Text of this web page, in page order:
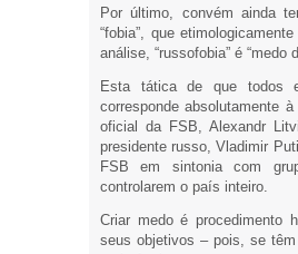
Por último, convém ainda
“fobia”, que
análise, “russofobia” é “medo
Esta tática de que todos
corresponde absolutamente
oficial da FSB, Alexandr
presidente russo, Vladimir
FSB em sintonia com
controlarem o país inteiro.
Criar medo é procedimento
seus objetivos – pois, se